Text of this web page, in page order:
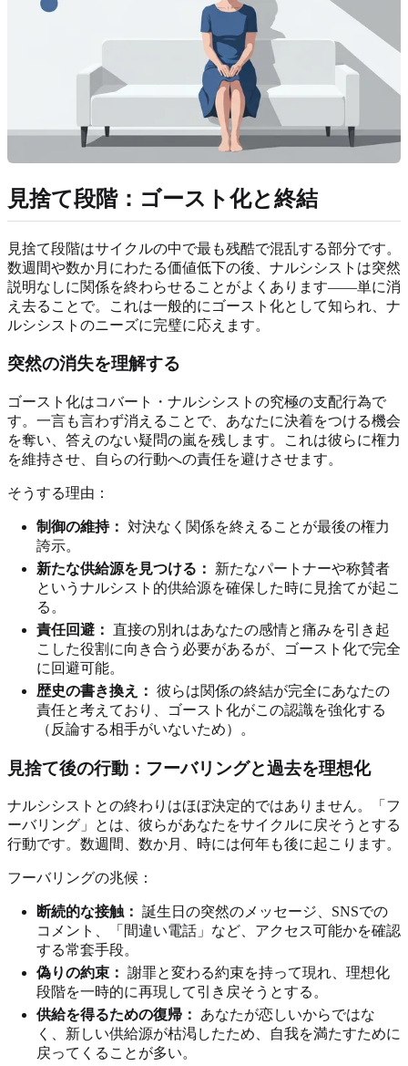
見捨て段階：ゴースト化と終結
見捨て段階はサイクルの中で最も残酷で混乱する部分です。
数週間や数か月にわたる価値低下の後、ナルシシストは突然
説明なしに関係を終わらせることがよくあります——単に消
え去ることで。これは一般的にゴースト化として知られ、ナ
ルシシストのニーズに完璧に応えます。
突然の消失を理解する
ゴースト化はコバート・ナルシシストの究極の支配行為で
す。一言も言わず消えることで、あなたに決着をつける機会
を奪い、答えのない疑問の嵐を残します。これは彼らに権力
を維持させ、自らの行動への責任を避けさせます。
そうする理由：
制御の維持：
対決なく関係を終えることが最後の権力
誇示。
新たな供給源を見つける：
新たなパートナーや称賛者
というナルシスト的供給源を確保した時に見捨てが起こ
る。
責任回避： 直接の別れはあなたの感情と痛みを引き起
こした役割に向き合う必要があるが、ゴースト化で完全
に回避可能。
歴史の書き換え： 彼らは関係の終結が完全にあなたの
責任と考えており、ゴースト化がこの認識を強化する
（反論する相手がいないため）。
見捨て後の行動：フーバリングと過去を理想化
ナルシシストとの終わりはほぼ決定的ではありません。「フ
ーバリング」とは、彼らがあなたをサイクルに戻そうとする
行動です。数週間、数か月、時には何年も後に起こります。
フーバリングの兆候：
断続的な接触： 誕生日の突然のメッセージ、SNSでの
コメント、「間違い電話」など、アクセス可能かを確認
する常套手段。
偽りの約束： 謝罪と変わる約束を持って現れ、理想化
段階を一時的に再現して引き戻そうとする。
供給を得るための復帰：
あなたが恋しいからではな
く、新しい供給源が枯渇したため、自我を満たすために
戻ってくることが多い。